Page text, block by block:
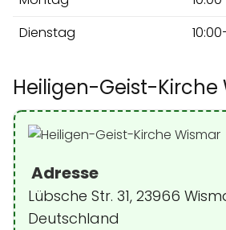
Dienstag
Heiligen-Geist-Kirche
Adresse
Lübsche Str. 31, 23966
Deutschland